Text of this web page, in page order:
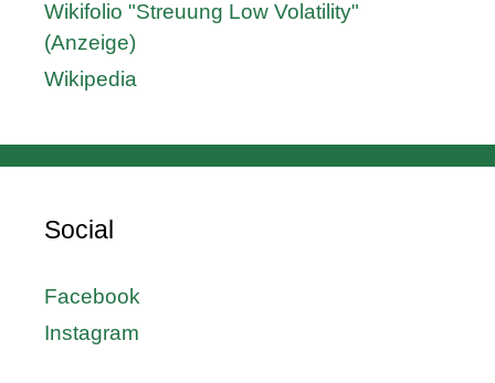
Wikifolio "Streuung Low Volatility"
(Anzeige)
Wikipedia
Social
Facebook
Instagram